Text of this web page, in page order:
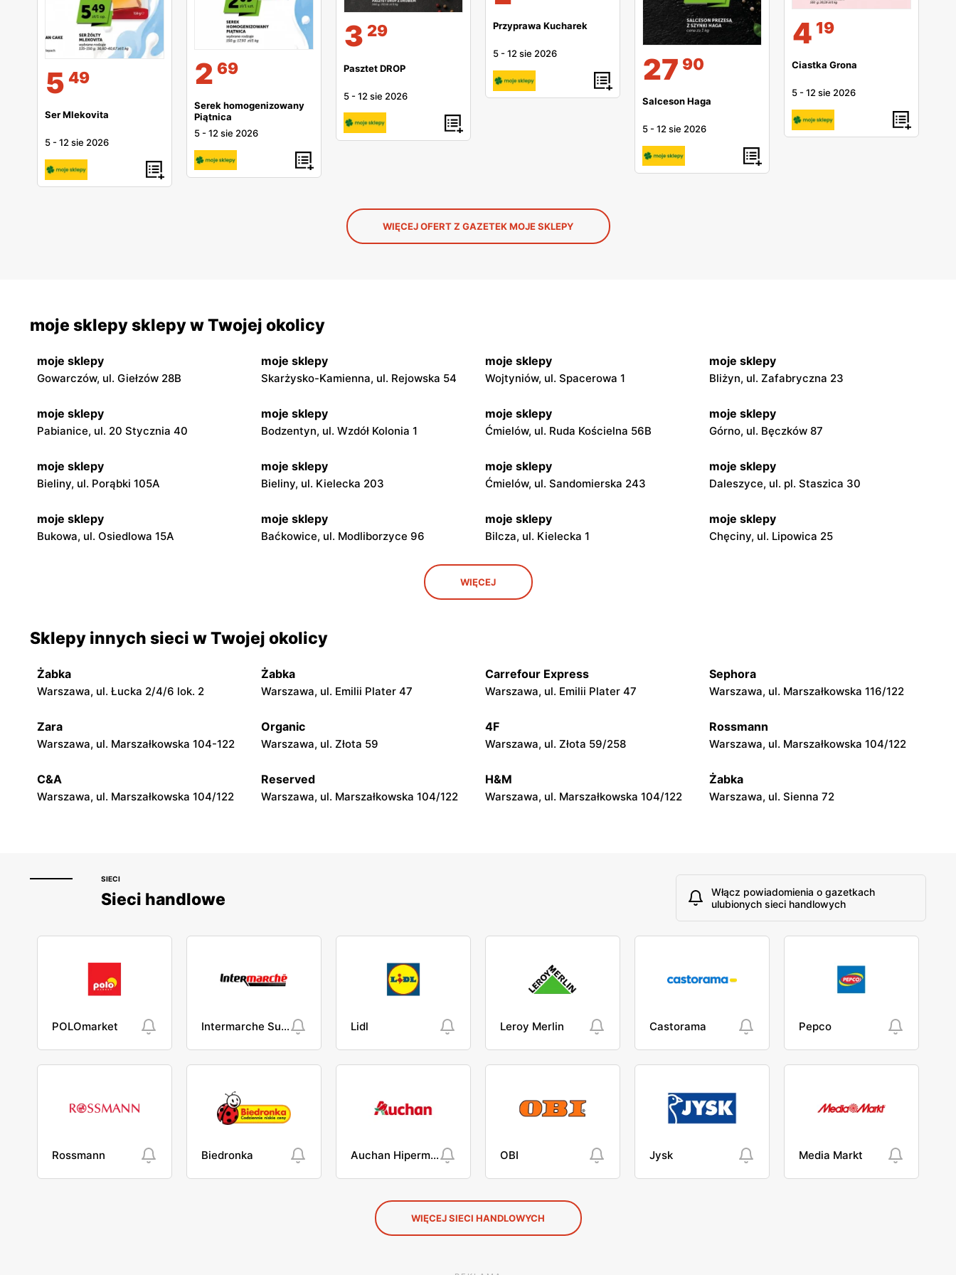
5 49
Ser Mlekovita
5 -12 sie 2026
2 69
Serek homogenizowany
Piątnica
5 -12 sie 2026
3 29
Pasztet DROP
5 -12 sie 2026
Przyprawa Kucharek
5 -12 sie 2026 27 90
Salceson Haga
5 -12 sie 2026
4 19
Ciastka Grona
5 -12 sie 2026
WIĘCEJ OFERT Z GAZETEK MOJE SKLEPY
moje sklepy sklepy w Twojej okolicy
moje sklepy
Gowarczów, ul. Giełzów 28B
moje sklepy
Skarżysko-Kamienna, ul. Rejowska 54
moje sklepy
Wojtyniów, ul. Spacerowa 1
moje sklepy
Bliżyn, ul. Zafabryczna 23
moje sklepy
Pabianice, ul. 20 Stycznia 40
moje sklepy
Bodzentyn, ul. Wzdół Kolonia 1
moje sklepy
Ćmielów, ul. Ruda Kościelna 56B
moje sklepy
Górno, ul. Bęczków 87
moje sklepy
Bieliny, ul. Porąbki 105A
moje sklepy
Bieliny, ul. Kielecka 203
moje sklepy
Ćmielów, ul. Sandomierska 243
moje sklepy
Daleszyce, ul. pl. Staszica 30
moje sklepy
Bukowa, ul. Osiedlowa 15A
moje sklepy
Baćkowice, ul. Modliborzyce 96
moje sklepy
Bilcza, ul. Kielecka 1
moje sklepy
Chęciny, ul. Lipowica 25
moje sklepy
Gorzyce, ul. Szkolna 44
Jadachy, ul. Jadachy 111 Jeżowe, ul. Zalesie 77
moje sklepy
Górki, ul. Górki 71
moje sklepy
Gumniska, ul. Gumniska 157C
moje sklepy
Iwierzyce, ul. Iwierzyce 152A
moje sklepy
Tczew, ul. Franciszka Żwirki 61
moje sklepy
Hyżne, ul. Hyżne 100
moje sklepy
Jarosław, ul. Pełkińska 147
moje sklepy
Niebylec, ul. Niebylec 139
moje sklepy
Opole, ul. Grudzicka 45
WIĘCEJ
Sklepy innych sieci w Twojej okolicy
Żabka
Warszawa, ul. Łucka 2/4/6 lok. 2
Żabka
Warszawa, ul. Emilii Plater 47
Carrefour Express
Warszawa, ul. Emilii Plater 47
Sephora
Warszawa, ul. Marszałkowska 116/122
Zara
Warszawa, ul. Marszałkowska 104-122
Organic
Warszawa, ul. Złota 59
4F
Warszawa, ul. Złota 59/258
Rossmann
Warszawa, ul. Marszałkowska 104/122
C&A
Warszawa, ul. Marszałkowska 104/122
Reserved
Warszawa, ul. Marszałkowska 104/122
H&M
Warszawa, ul. Marszałkowska 104/122
Żabka
Warszawa, ul. Sienna 72
SIECI
Sieci handlowe
Włącz powiadomienia o gazetkach
ulubionych sieci handlowych
POLOmarket Intermarche Super Lidl Leroy Merlin Castorama Pepco
Rossmann Biedronka Auchan Hipermarket OBI Jysk Media Markt
WIĘCEJ SIECI HANDLOWYCH